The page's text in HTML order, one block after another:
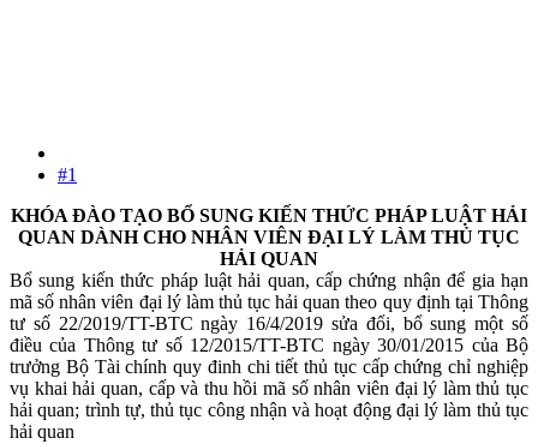
#1
KHÓA ĐÀO TẠO BỔ SUNG KIẾN THỨC PHÁP LUẬT HẢI
QUAN DÀNH CHO NHÂN VIÊN ĐẠI LÝ LÀM THỦ TỤC
HẢI QUAN
Bổ sung kiến thức pháp luật hải quan, cấp chứng nhận để gia hạn
mã số nhân viên đại lý làm thủ tục hải quan theo quy định tại Thông
tư số 22/2019/TT-BTC ngày 16/4/2019 sửa đổi, bổ sung một số
điều của Thông tư số 12/2015/TT-BTC ngày 30/01/2015 của Bộ
trưởng Bộ Tài chính quy đinh chi tiết thủ tục cấp chứng chỉ nghiệp
vụ khai hải quan, cấp và thu hồi mã số nhân viên đại lý làm thủ tục
hải quan; trình tự, thủ tục công nhận và hoạt động đại lý làm thủ tục
hải quan